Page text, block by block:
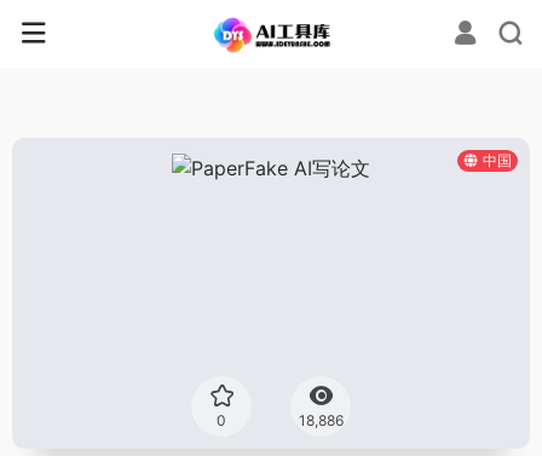
中国
0 18,886